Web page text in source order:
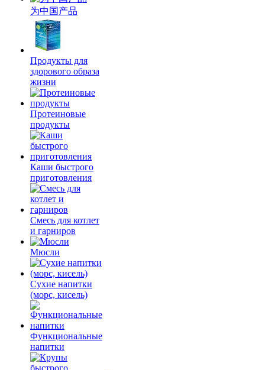
为中国产品
Продукты для
здорового образа
жизни
Протеиновые
продукты
Каши быстрого
приготовления
Смесь для котлет
и гарниров
Мюсли
Сухие напитки
(морс, кисель)
Функциональные
напитки